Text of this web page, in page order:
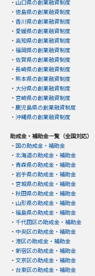
・ 山口県の創業融資制度
・ 徳島県の創業融資制度
・ 香川県の創業融資制度
・ 愛媛県の創業融資制度
・ 高知県の創業融資制度
・ 福岡県の創業融資制度
・ 佐賀県の創業融資制度
・ 長崎県の創業融資制度
・ 熊本県の創業融資制度
・ 大分県の創業融資制度
・ 宮崎県の創業融資制度
・ 鹿児島県の創業融資制度
・ 沖縄県の創業融資制度
助成金・補助金一覧（全国対応）
・ 国の助成金・補助金
・ 北海道の助成金・補助金
・ 青森県の助成金・補助金
・ 岩手県の助成金・補助金
・ 宮城県の助成金・補助金
・ 秋田県の助成金・補助金
・ 山形県の助成金・補助金
・ 福島県の助成金・補助金
・ 千代田区の助成金・補助金
・ 中央区の助成金・補助金
・ 港区の助成金・補助金
・ 新宿区の助成金・補助金
・ 文京区の助成金・補助金
・ 台東区の助成金・補助金